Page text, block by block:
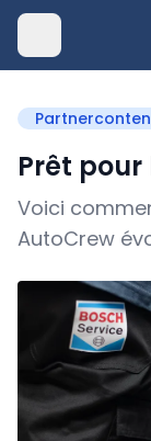
Prêt pour
Voici
AutoCrew